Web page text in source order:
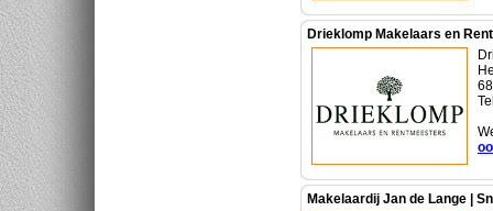
Drieklomp Makelaars en
Makelaardij Jan de Lange |